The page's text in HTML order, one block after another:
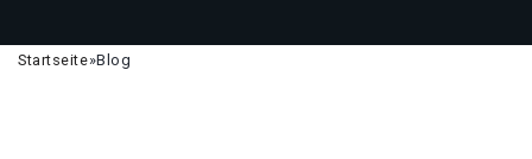
Startseite»Blog